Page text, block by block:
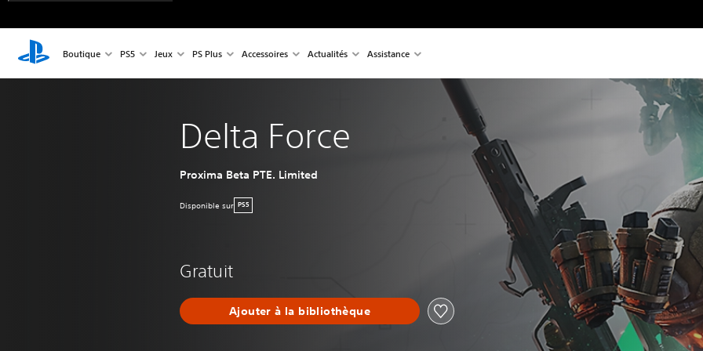
Boutique PS5 Jeux PS Plus Accessoires Actualités Assistance
Delta Force
Proxima Beta PTE. Limited
Disponible sur PS5
Gratuit
Ajouter à la bibliothèque